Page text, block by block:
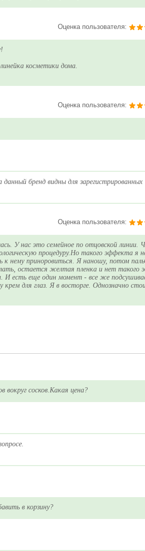
Оценка пользователя:
косметики дома.
Оценка пользователя:
бренд видны для зарегистрированных
Оценка пользователя:
У нас это семейное по отцовской линии.
процедуру.Но такого эффекта я
нему приноровиться. Я наношу, потом
остается желтая пленка и нет такого
И есть еще один момент - все же
крем для глаз. Я в восторге. Однозначно
вокруг сосков.Какая цена?
в корзину?